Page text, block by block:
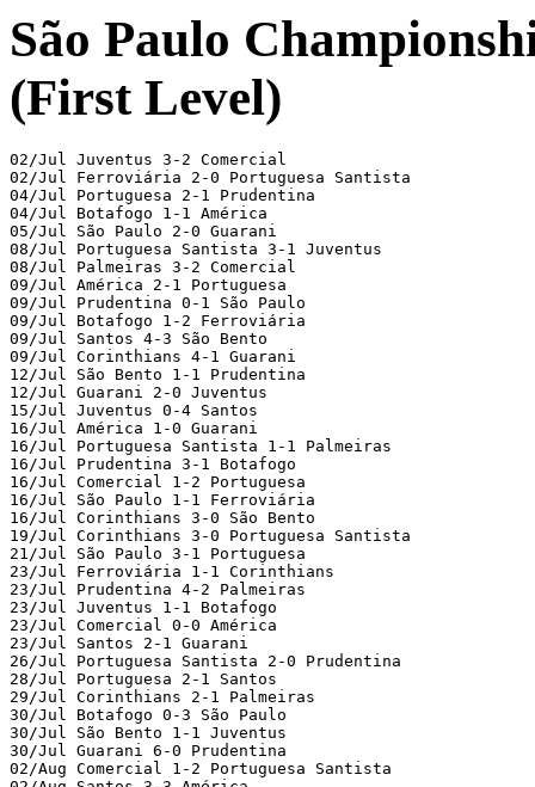
São Paulo
(First Level)
02/Jul Juventus 3-2 Comercial
02/Jul Ferroviária 2-0 Portuguesa Santista
04/Jul Portuguesa 2-1 Prudentina
04/Jul Botafogo 1-1 América
05/Jul São Paulo 2-0 Guarani
08/Jul Portuguesa Santista 3-1 Juventus
08/Jul Palmeiras 3-2 Comercial
09/Jul América 2-1 Portuguesa
09/Jul Prudentina 0-1 São Paulo
09/Jul Botafogo 1-2 Ferroviária
09/Jul Santos 4-3 São Bento
09/Jul Corinthians 4-1 Guarani
12/Jul São Bento 1-1 Prudentina
12/Jul Guarani 2-0 Juventus
15/Jul Juventus 0-4 Santos
16/Jul América 1-0 Guarani
16/Jul Portuguesa Santista 1-1 Palmeiras
16/Jul Prudentina 3-1 Botafogo
16/Jul Comercial 1-2 Portuguesa
16/Jul São Paulo 1-1 Ferroviária
16/Jul Corinthians 3-0 São Bento
19/Jul Corinthians 3-0 Portuguesa Santista
21/Jul São Paulo 3-1 Portuguesa
23/Jul Ferroviária 1-1 Corinthians
23/Jul Prudentina 4-2 Palmeiras
23/Jul Juventus 1-1 Botafogo
23/Jul Comercial 0-0 América
23/Jul Santos 2-1 Guarani
26/Jul Portuguesa Santista 2-0 Prudentina
28/Jul Portuguesa 2-1 Santos
29/Jul Corinthians 2-1 Palmeiras
30/Jul Botafogo 0-3 São Paulo
30/Jul São Bento 1-1 Juventus
30/Jul Guarani 6-0 Prudentina
02/Aug Comercial 1-2 Portuguesa Santista